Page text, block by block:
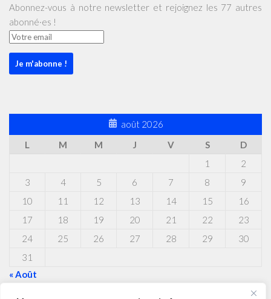
Abonnez-vous à notre newsletter et rejoignez les 77 autres
abonné·es !
août 2026
L
M M J V S
D
1
2
3
4 5 6 7 8
9
10
11 12 13 14 15
16
17
18 19 20 21 22
23
24
25 26 27 28 29
30
31
« Août